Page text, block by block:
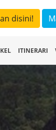
disini!
ITINERARI